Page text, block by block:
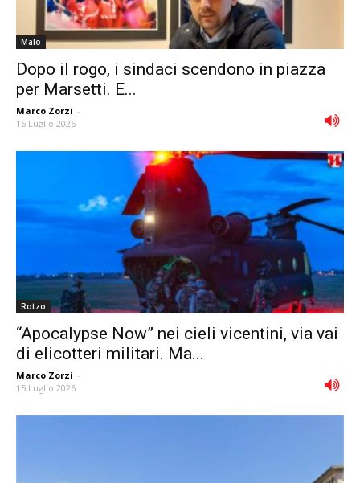
Malo
Dopo il rogo, i sindaci scendono in piazza
per Marsetti. E...
Marco Zorzi -
16 Luglio 2026
Rotzo
“Apocalypse Now” nei cieli vicentini, via vai
di elicotteri militari. Ma...
Marco Zorzi -
15 Luglio 2026